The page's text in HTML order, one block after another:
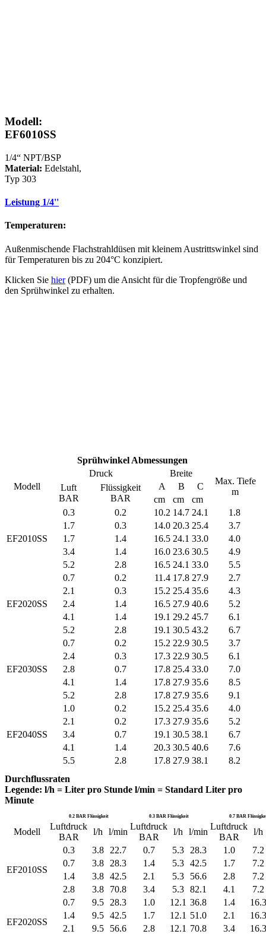
Modell:
EF6010SS
1/4“ NPT/BSP
Material: Edelstahl,
Typ 303
Leistung 1/4''
Temperaturen:
Außenmischende Flachstrahldüsen mit kleinem Austrittswinkel sind
für Temperaturen bis zu 204°C konzipiert.
Klicken Sie hier(PDF) um die Ansicht für die Tropfengröße und
den Sprühwinkel zu erhalten.
Sprühwinkel Abmessungen
Modell
Druck Breite
Max. Tiefe
m
Luft
BAR
Flüssigkeit
BAR
A B
C
cm
cm cm
EF2010SS
0.3 0.2 10.2 14.7 24.1
1.8
1.7
0.3 14.0 20.3 25.4
3.7
1.7
1.4 16.5 24.1 33.0
4.0
3.4
1.4 16.0 23.6 30.5
4.9
5.2
2.8 16.5 24.1 33.0 5.5
EF2020SS
0.7 0.2 11.4 17.8 27.9
2.7
2.1
0.3 15.2 25.4 35.6
4.3
2.4
1.4 16.5 27.9 40.6
5.2
4.1
1.4 19.1 29.2 45.7
6.1
5.2
2.8 19.1 30.5 43.2 6.7
EF2030SS
0.7 0.2 15.2 22.9 30.5
3.7
2.4
0.3 17.3 22.9 30.5
6.1
2.8
0.7 17.8 25.4 33.0
7.0
4.1
1.4 17.8 27.9 35.6
8.5
5.2
2.8 17.8 27.9 35.6 9.1
EF2040SS
1.0 0.2 15.2 25.4 35.6
4.0
2.1
0.2 17.3 27.9 35.6
5.2
3.4
0.7 19.1 30.5 38.1
6.7
4.1
1.4 20.3 30.5 40.6
7.6
5.5
2.8 17.8 27.9 38.1
8.2
Durchflussraten
Legende: l/h = Liter pro Stunde l/min = Standard Liter pro
Minute
0.2 BAR Flüssigkeit 0.3 BAR Flüssigkeit 0.7 BAR
Modell
Luftdruck
BAR
l/h l/min
Luftdruck
BAR
l/h l/min
Luftdruck
BAR
l/h
EF2010SS
0.3 3.8 22.7 0.7 5.3 28.3 1.0
7.2
0.7
3.8 28.3 1.4 5.3 42.5 1.7
7.2
1.4
3.8 42.5 2.1 5.3 56.6 2.8
7.2
2.8
3.8 70.8 3.4 5.3 82.1 4.1 7.2
EF2020SS
0.7 9.5 28.3 1.0 12.1 36.8 1.4
16.3
1.4
9.5 42.5 1.7 12.1 51.0 2.1
16.3
2.1
9.5 56.6 2.8 12.1 70.8 3.4
16.3